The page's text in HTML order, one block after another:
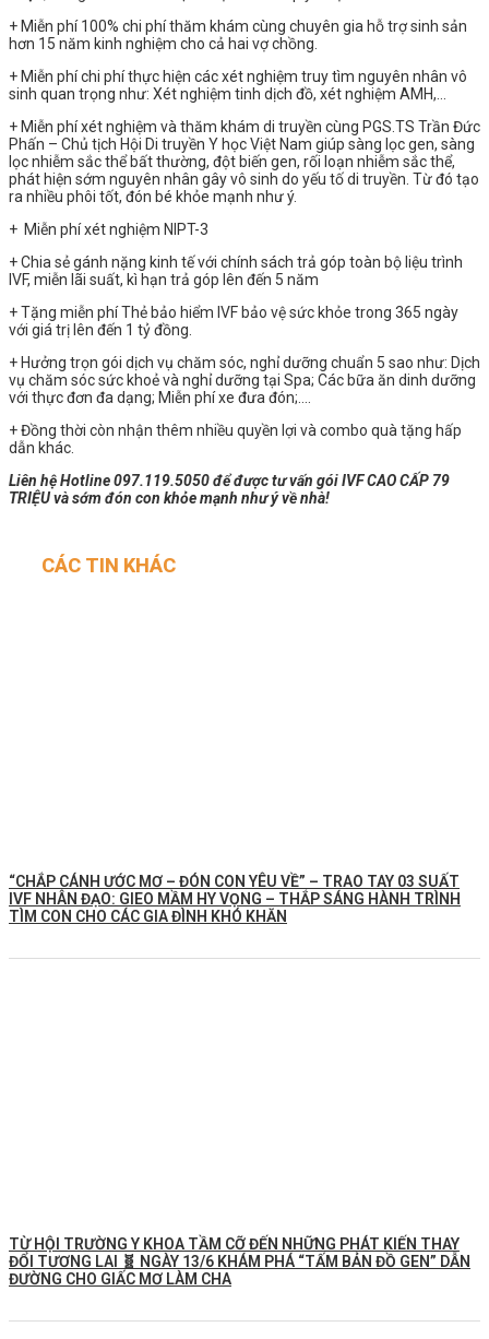
+ Miễn phí 100% chi phí thăm khám cùng chuyên gia hỗ trợ sinh sản
hơn 15 năm kinh nghiệm cho cả hai vợ chồng.
+ Miễn phí chi phí thực hiện các xét nghiệm truy tìm nguyên nhân vô
sinh quan trọng như: Xét nghiệm tinh dịch đồ, xét nghiệm AMH,…
+ Miễn phí xét nghiệm và thăm khám di truyền cùng PGS.TS Trần Đức
Phấn – Chủ tịch Hội Di truyền Y học Việt Nam giúp sàng lọc gen, sàng
lọc nhiễm sắc thể bất thường, đột biến gen, rối loạn nhiễm sắc thể,
phát hiện sớm nguyên nhân gây vô sinh do yếu tố di truyền. Từ đó tạo
ra nhiều phôi tốt, đón bé khỏe mạnh như ý.
+ Miễn phí xét nghiệm NIPT-3
+ Chia sẻ gánh nặng kinh tế với chính sách trả góp toàn bộ liệu trình
IVF, miễn lãi suất, kì hạn trả góp lên đến 5 năm
+ Tặng miễn phí Thẻ bảo hiểm IVF bảo vệ sức khỏe trong 365 ngày
với giá trị lên đến 1 tỷ đồng.
+ Hưởng trọn gói dịch vụ chăm sóc, nghỉ dưỡng chuẩn 5 sao như: Dịch
vụ chăm sóc sức khoẻ và nghỉ dưỡng tại Spa; Các bữa ăn dinh dưỡng
với thực đơn đa dạng; Miễn phí xe đưa đón;….
+ Đồng thời còn nhận thêm nhiều quyền lợi và combo quà tặng hấp
dẫn khác.
Liên hệ Hotline097.119.5050 để được tư vấn gói IVF CAO CẤP 79
TRIỆU và sớm đón con khỏe mạnh như ý về nhà!
CÁC TIN KHÁC
“CHẮP CÁNH ƯỚC MƠ – ĐÓN CON YÊU VỀ” – TRAO TAY 03 SUẤT
IVF NHÂN ĐẠO: GIEO MẦM HY VỌNG – THẮP SÁNG HÀNH TRÌNH
TÌM CON CHO CÁC GIA ĐÌNH KHÓ KHĂN
TỪ HỘI TRƯỜNG Y KHOA TẦM CỠ ĐẾN NHỮNG PHÁT KIẾN THAY
ĐỔI TƯƠNG LAI 🧬 NGÀY 13/6 KHÁM PHÁ “TẤM BẢN ĐỒ GEN” DẪN
ĐƯỜNG CHO GIẤC MƠ LÀM CHA